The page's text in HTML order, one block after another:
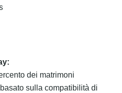
dei matrimoni
sulla compatibilità di